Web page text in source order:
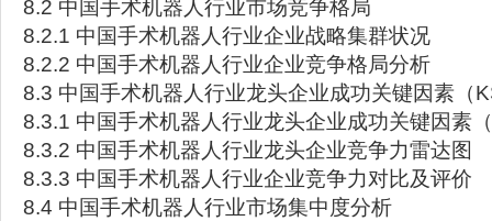
8.2 中国手术机器人行业市场竞争格局
8.2.1 中国手术机器人行业企业战略集群状况
8.2.2 中国手术机器人行业企业竞争格局分析
8.3 中国手术机器人行业龙头企业成功关键因素（
8.3.1 中国手术机器人行业龙头企业成功关键因素
8.3.2 中国手术机器人行业龙头企业竞争力雷达图
8.3.3 中国手术机器人行业企业竞争力对比及评价
8.4 中国手术机器人行业市场集中度分析